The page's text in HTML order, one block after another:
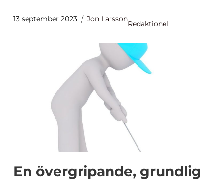
13 september 2023 Jon Larsson
Redaktionel
En övergripande, grundlig